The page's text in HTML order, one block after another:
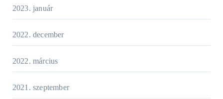
2023. január
2022. december
2022. március
2021. szeptember